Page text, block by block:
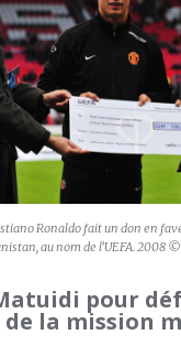
Ronaldo fait un don en
au nom de l’UEFA. 2008
pour
de la mission